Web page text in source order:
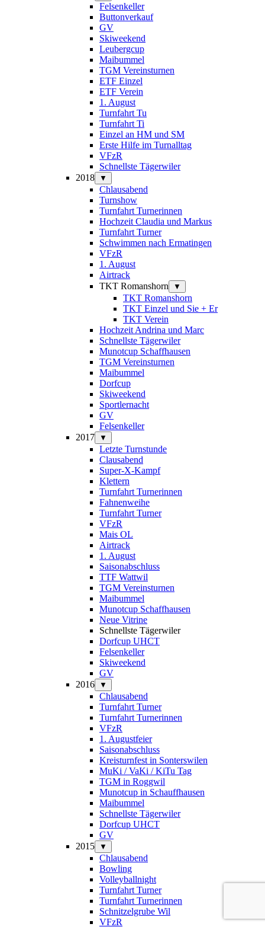
Felsenkeller
Buttonverkauf
GV
Skiweekend
Leubergcup
Maibummel
TGM Vereinsturnen
ETF Einzel
ETF Verein
1. August
Turnfahrt Tu
Turnfahrt Ti
Einzel an HM und SM
Erste Hilfe im Turnalltag
VFzR
Schnellste Tägerwiler
2018
▼
Chlausabend
Turnshow
Turnfahrt Turnerinnen
Hochzeit Claudia und Markus
Turnfahrt Turner
Schwimmen nach Ermatingen
VFzR
1. August
Airtrack
TKT Romanshorn
▼
TKT Romanshorn
TKT Einzel und Sie + Er
TKT Verein
Hochzeit Andrina und Marc
Schnellste Tägerwiler
Munotcup Schaffhausen
TGM Vereinsturnen
Maibummel
Dorfcup
Skiweekend
Sportlernacht
GV
Felsenkeller
2017
▼
Letzte Turnstunde
Clausabend
Super-X-Kampf
Klettern
Turnfahrt Turnerinnen
Fahnenweihe
Turnfahrt Turner
VFzR
Mais OL
Airtrack
1. August
Saisonabschluss
TTF Wattwil
TGM Vereinsturnen
Maibummel
Munotcup Schaffhausen
Neue Vitrine
Schnellste Tägerwiler
Dorfcup UHCT
Felsenkeller
Skiweekend
GV
2016
▼
Chlausabend
Turnfahrt Turner
Turnfahrt Turnerinnen
VFzR
1. Augustfeier
Saisonabschluss
Kreisturnfest in Sonterswilen
MuKi / VaKi / KiTu Tag
TGM in Roggwil
Munotcup in Schauffhausen
Maibummel
Schnellste Tägerwiler
Dorfcup UHCT
GV
2015
▼
Chlausabend
Bowling
Volleyballnight
Turnfahrt Turner
Turnfahrt Turnerinnen
Schnitzelgrube Wil
VFzR